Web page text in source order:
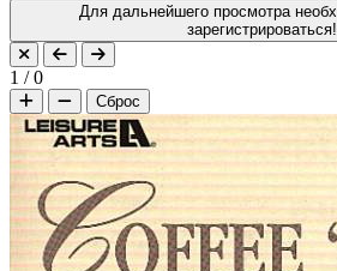
Для дальнейшего просмотра необходимо войти или
зарегистрироваться!
1 /0
Сброс